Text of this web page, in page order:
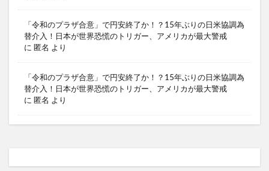
「令和のプラザ合意」で円安終了か！？15年ぶりの日米協調為
替介入！日本が世界恐慌のトリガー、アメリカが最大警戒
に 匿名 より
「令和のプラザ合意」で円安終了か！？15年ぶりの日米協調為
替介入！日本が世界恐慌のトリガー、アメリカが最大警戒
に 匿名 より